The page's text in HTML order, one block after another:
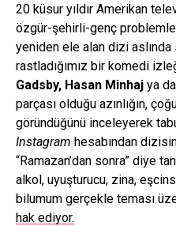
20 küsur yıldır Amerikan
özgür-şehirli-genç
yeniden ele alan dizi
rastladığımız bir komedi
Gadsby, Hasan Minhaj ya da
parçası olduğu azınlığın,
göründüğünü inceleyerek
Instagram hesabından
“Ramazan’dan sonra” diye
alkol, uyuşturucu, zina,
bilumum gerçekle teması
hak ediyor.